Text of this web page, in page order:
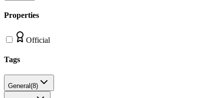
Properties
Official
Tags
General(8)